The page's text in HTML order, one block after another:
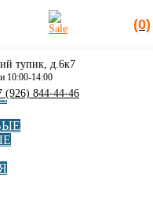
(0)
тупик, д.6к7
10:00-14:00
(926) 844-44-46